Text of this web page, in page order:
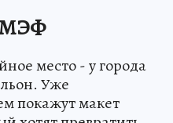
место - у города
Уже
покажут макет